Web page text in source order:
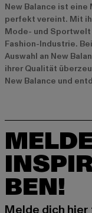
New Balance ist eine
perfekt vereint. Mit
Mode- und
Fashion-Industrie.
Auswahl an New
ihrer Qualität
New Balance und
BEN!